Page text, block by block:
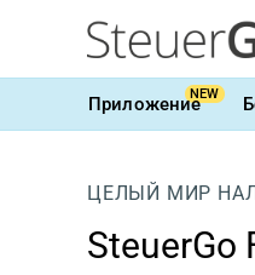
ПриложениеNEW
ЦЕЛЫЙ МИР
SteuerGo